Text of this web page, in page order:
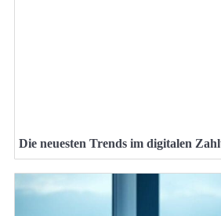
Die neuesten Trends im digitalen